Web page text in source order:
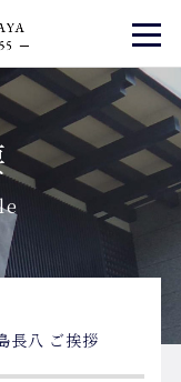
長八 ご挨拶